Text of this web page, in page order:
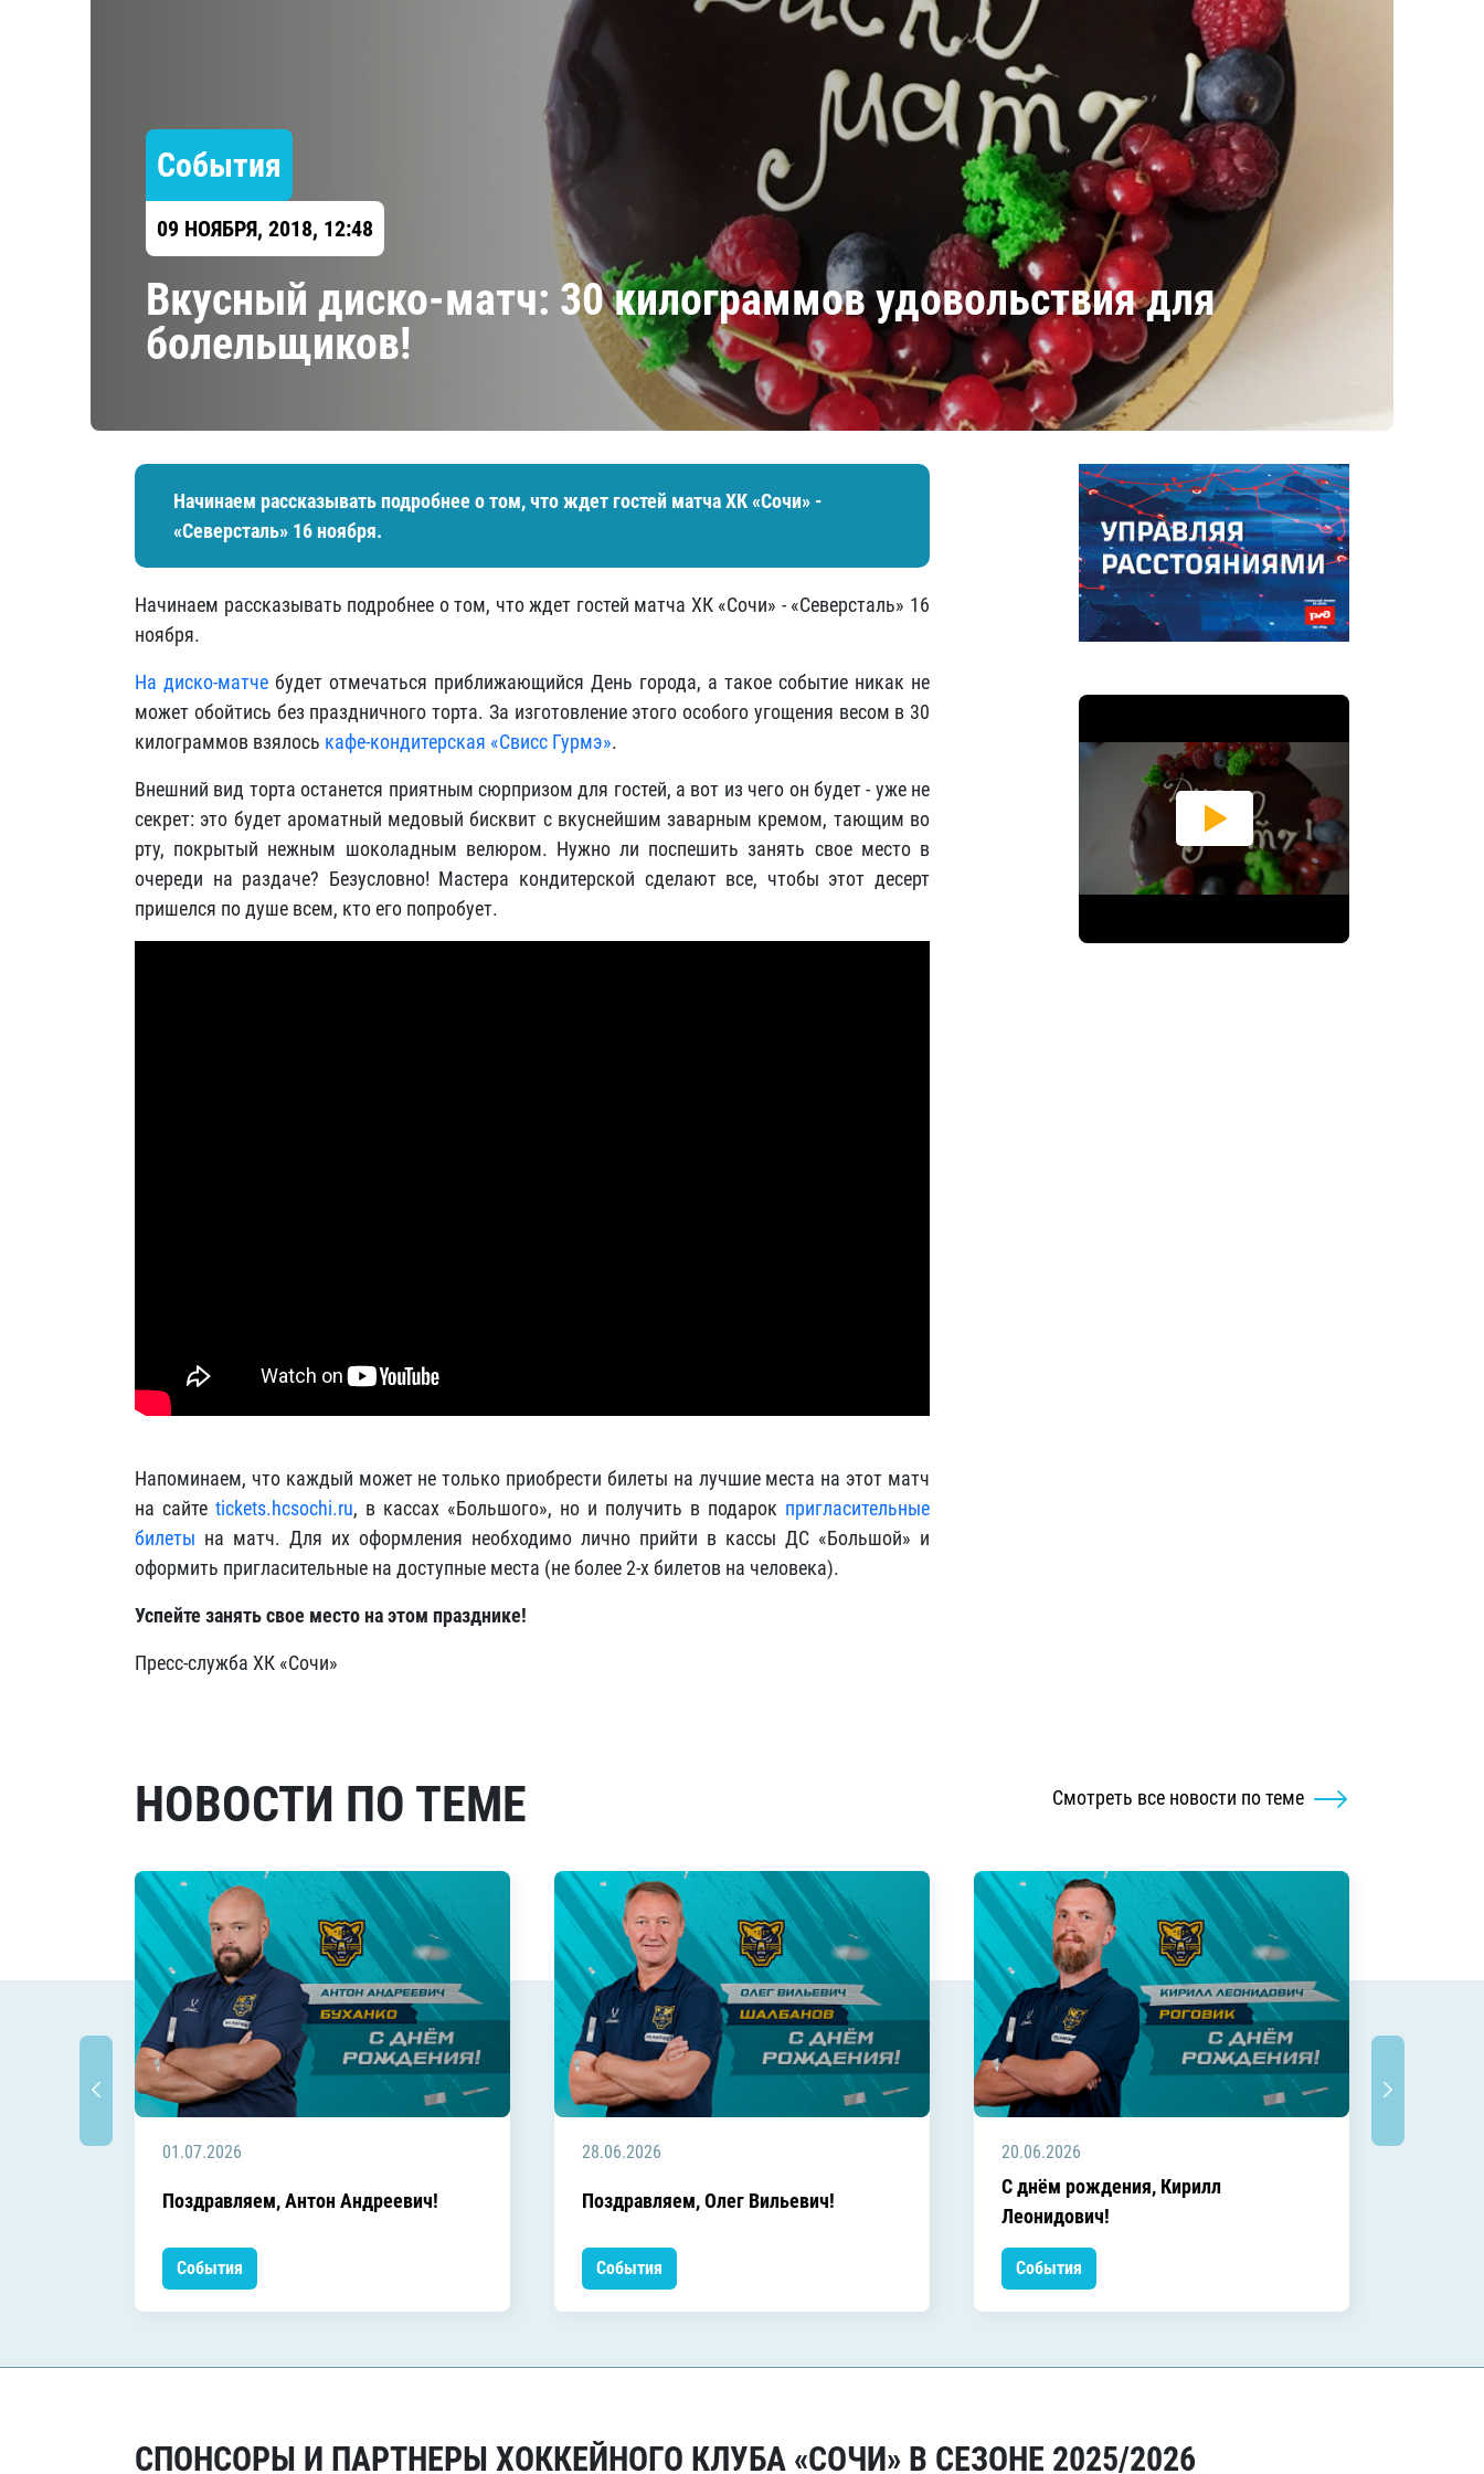
Амур
Барыс
Салават Юлаев
События
09 НОЯБРЯ, 2018, 12:48
Вкусный диско-матч: 30 килограммов удовольствия для
болельщиков!
Начинаем рассказывать подробнее о том, что ждет гостей матча ХК «Сочи» -
«Северсталь» 16 ноября.
Начинаем рассказывать подробнее о том, что ждет гостей матча ХК «Сочи» - «Северсталь» 16
ноября.
На диско-матче будет отмечаться приближающийся День города, а такое событие никак не
может обойтись без праздничного торта. За изготовление этого особого угощения весом в 30
килограммов взялось кафе-кондитерская «Свисс Гурмэ».
Внешний вид торта останется приятным сюрпризом для гостей, а вот из чего он будет - уже не
секрет: это будет ароматный медовый бисквит с вкуснейшим заварным кремом, тающим во
рту, покрытый нежным шоколадным велюром. Нужно ли поспешить занять свое место в
очереди на раздаче? Безусловно! Мастера кондитерской сделают все, чтобы этот десерт
пришелся по душе всем, кто его попробует.
Напоминаем, что каждый может не только приобрести билеты на лучшие места на этот матч
на сайте tickets.hcsochi.ru, в кассах «Большого», но и получить в подарок пригласительные
билеты на матч. Для их оформления необходимо лично прийти в кассы ДС «Большой» и
оформить пригласительные на доступные места (не более 2-х билетов на человека).
Успейте занять свое место на этом празднике!
Пресс-служба ХК «Сочи»
НОВОСТИ ПО ТЕМЕ Смотреть все новости по теме
01.07.2026
Поздравляем, Антон Андреевич!
События
28.06.2026
Поздравляем, Олег Вильевич!
События
20.06.2026
C днём рождения, Кирилл
Леонидович!
События
СПОНСОРЫ И ПАРТНЕРЫ ХОККЕЙНОГО КЛУБА «СОЧИ» В СЕЗОНЕ 2025/2026